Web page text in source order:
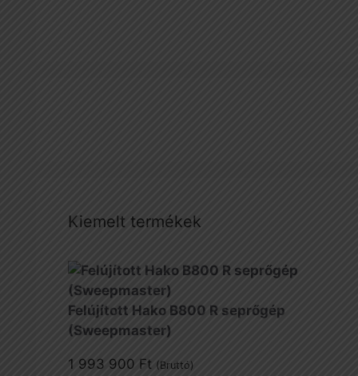
Kiemelt termékek
Felújított Hako B800 R seprőgép
(Sweepmaster)
1 993 900 Ft (Bruttó)